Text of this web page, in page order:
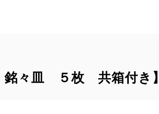
々皿 ５枚 共箱付き】